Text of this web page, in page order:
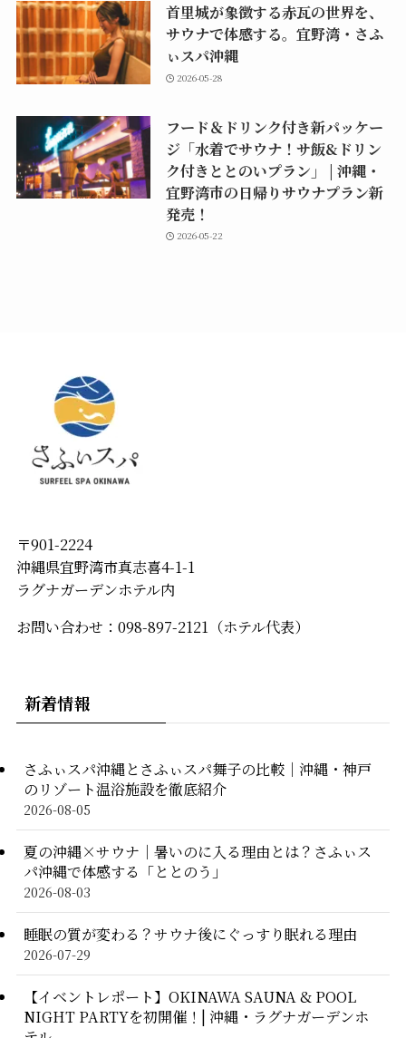
首里城が象徴する赤瓦の世界を、
サウナで体感する。宜野湾・さふ
ぃスパ沖縄
2026-05-28
フード＆ドリンク付き新パッケー
ジ「水着でサウナ！サ飯&ドリン
ク付きととのいプラン」 | 沖縄・
宜野湾市の日帰りサウナプラン新
発売！
2026-05-22
〒901-2224
沖縄県宜野湾市真志喜4-1-1
ラグナガーデンホテル内
お問い合わせ：098-897-2121（ホテル代表）
新着情報
さふぃスパ沖縄とさふぃスパ舞子の比較｜沖縄・神戸
のリゾート温浴施設を徹底紹介
2026-08-05
夏の沖縄×サウナ｜暑いのに入る理由とは？さふぃス
パ沖縄で体感する「ととのう」
2026-08-03
睡眠の質が変わる？サウナ後にぐっすり眠れる理由
2026-07-29
【イベントレポート】OKINAWA SAUNA & POOL
NIGHT PARTYを初開催！| 沖縄・ラグナガーデンホ